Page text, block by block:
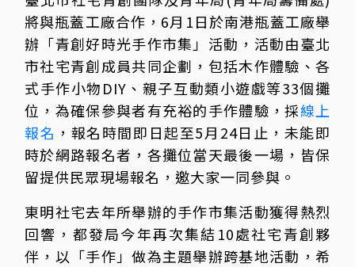
將與瓶蓋工廠合作，6月1日於南港瓶蓋工廠舉
辦「青創好時光手作市集」活動，活動由臺北
市社宅青創成員共同企劃，包括木作體驗、各
式手作小物DIY、親子互動類小遊戲等33個攤
位，為確保參與者有充裕的手作體驗，採線上
報名 ，報名時間即日起至5月24日止，未能即
時於網路報名者，各攤位當天最後一場，皆保
留提供民眾現場報名，邀大家一同參與。
東明社宅去年所舉辦的手作市集活動獲得熱烈
回響，都發局今年再次集結10處社宅青創夥
伴，以「手作」做為主題舉辦跨基地活動，希